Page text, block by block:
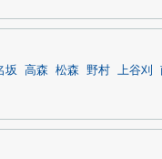
坂 高森 松森 野村 上谷刈